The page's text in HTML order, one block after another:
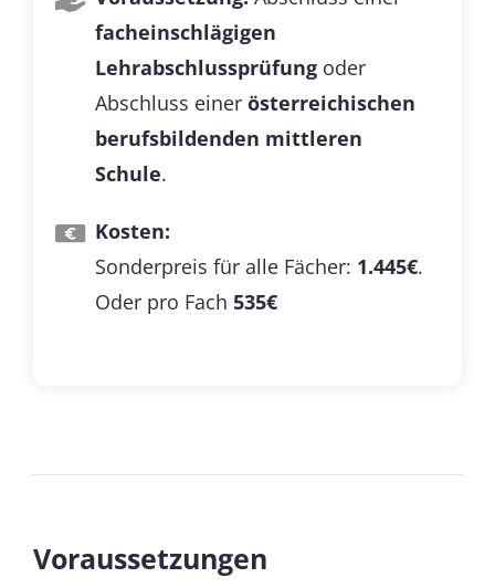
facheinschlägigen
Lehrabschlussprüfungoder
Abschluss einer österreichischen
berufsbildenden mittleren
Schule.
Kosten:
Sonderpreis für alle Fächer: 1.445€.
Oder pro Fach 535€
Voraussetzungen